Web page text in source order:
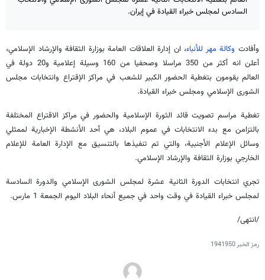
السادس لمجلس خبراء القيادة في إيران.
وأفادت وكالة مهر للأنباء، ان إدارة العلاقات العامة بوزارة الثقافة والإرشاد الإسلامي،
أعلن انه أكثر من 350 مراسلا وصحفيا من 160 وسيلة إعلامية و20 دولة في
العالم يقومون بتغطية الحضور الكبير للشعب في مراكز الإقتراع وانتخابات مجلس
الشورى الإسلامي ومجلس خبراء القيادة.
تغطية مراسم تصويت قائد الثورة الإسلامية والحضور في مراكز الاقتراع المختلفة
بالتزامن مع بدء الانتخابات في عموم البلاد، هي أحد الأنشطة الإخبارية لممثلي
وسائل الإعلام الأجنبية، والتي تم تنفيذها بالتنسيق مع الإدارة العامة للإعلام
الخارجي بوزارة الثقافة والإرشاد الإسلامي.
تجري انتخابات الدورة الثانية عشرة لمجلس الشورى الإسلامي والدورة السادسة
لمجلس خبراء القيادة في وقت واحد في جميع أنحاء البلاد اليوم الجمعة 1 مارس.
/انتهى/
رمز الخبر1941950